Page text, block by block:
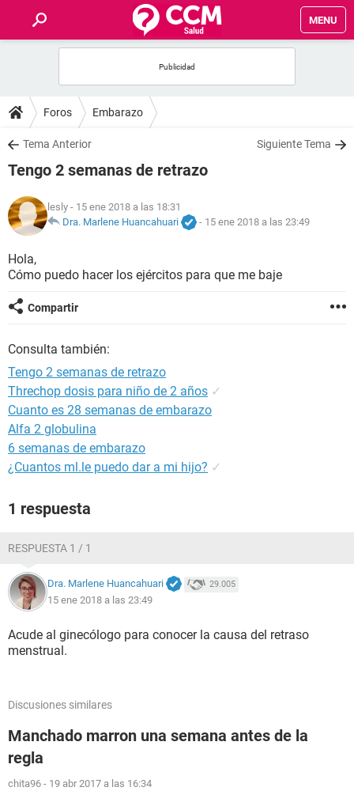
MENU
FOROS
SALUD
FAMILIA
NUTRICIÓN
BIENESTAR
SEXUALIDAD
GLOSARIO
Foros Embarazo
Tema Anterior Siguiente Tema
Tengo 2 semanas de retrazo
lesly - 15 ene 2018 a las 18:31
Dra. Marlene Huancahuari
- 15 ene 2018 a las 23:49
Hola,
Cómo puedo hacer los ejércitos para que me baje
Compartir
Consulta también:
Tengo 2 semanas de retrazo
Threchop dosis para niño de 2 años ✓
Cuanto es 28 semanas de embarazo
Alfa 2 globulina
6 semanas de embarazo
¿Cuantos ml.le puedo dar a mi hijo? ✓
1 respuesta
RESPUESTA 1 / 1
Dra. Marlene Huancahuari 29.005
15 ene 2018 a las 23:49
Acude al ginecólogo para conocer la causa del retraso
menstrual.
Discusiones similares
Manchado marron una semana antes de la
regla
chita96 - 19 abr 2017 a las 16:34